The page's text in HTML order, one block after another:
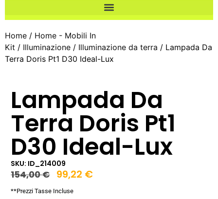
Home / Home - Mobili In
Kit / Illuminazione / Illuminazione da terra / Lampada Da
Terra Doris Pt1 D30 Ideal-Lux
Lampada Da
Terra Doris Pt1
D30 Ideal-Lux
SKU: ID_214009
154,00€ 99,22 €
**Prezzi Tasse Incluse